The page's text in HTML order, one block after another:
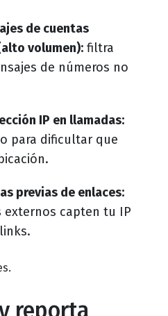
de cuentas
volumen): filtra
de números no
IP en llamadas:
para dificultar que
previas de enlaces:
externos capten tu IP
reporta